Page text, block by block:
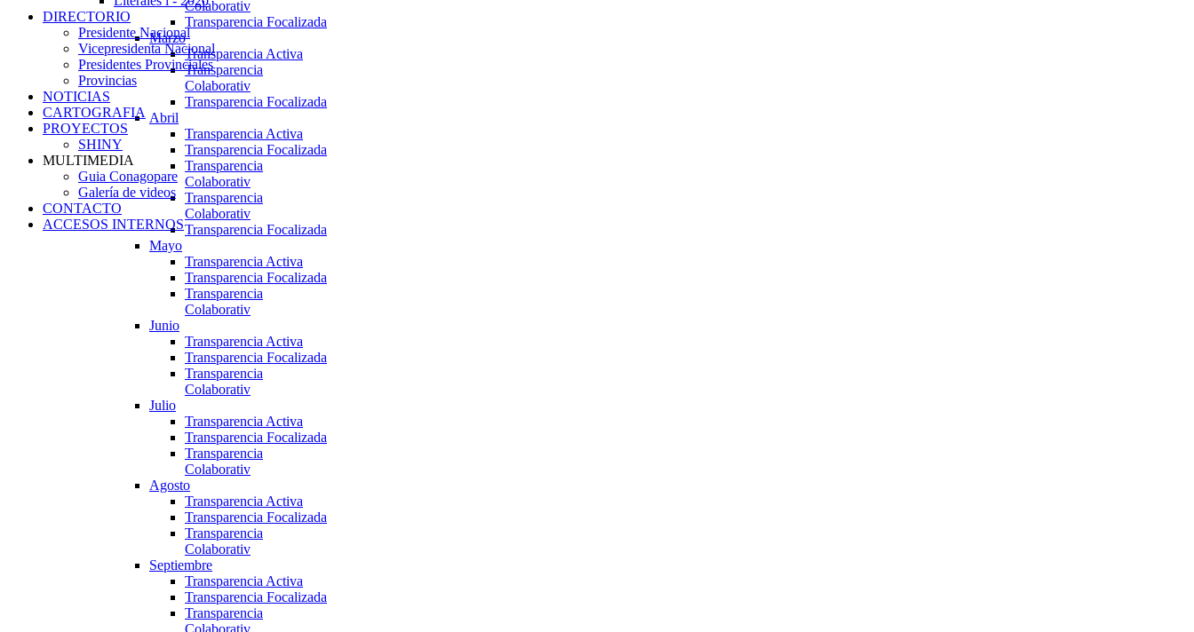
Colaborativ
Transparencia Focalizada
Marzo
Transparencia Activa
Transparencia
Colaborativ
Transparencia Focalizada
Abril
Transparencia Activa
Transparencia Focalizada
Transparencia
Colaborativ
Transparencia
Colaborativ
Transparencia Focalizada
Mayo
Transparencia Activa
Transparencia Focalizada
Transparencia
Colaborativ
Junio
Transparencia Activa
Transparencia Focalizada
Transparencia
Colaborativ
Julio
Transparencia Activa
Transparencia Focalizada
Transparencia
Colaborativ
Agosto
Transparencia Activa
Transparencia Focalizada
Transparencia
Colaborativ
Septiembre
Transparencia Activa
Transparencia Focalizada
Transparencia
Colaborativ
DIRECTORIO
Presidente Nacional
Vicepresidenta Nacional
Presidentes Provinciales
Provincias
NOTICIAS
CARTOGRAFIA
PROYECTOS
SHINY
MULTIMEDIA
Guia Conagopare
Galería de videos
CONTACTO
ACCESOS INTERNOS